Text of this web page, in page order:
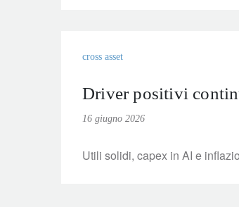
cross asset
Driver positivi
16 giugno 2026
Utili solidi, capex in AI e